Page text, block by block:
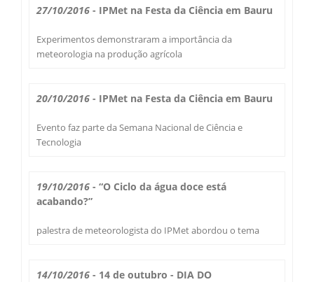
Estações do Ano
27/10/2016 - IPMet na Festa da Ciência em Bauru
Experimentos demonstraram a importância da
meteorologia na produção agrícola
20/10/2016 - IPMet na Festa da Ciência em Bauru
Evento faz parte da Semana Nacional de Ciência e
Tecnologia
19/10/2016 - “O Ciclo da água doce está
acabando?”
palestra de meteorologista do IPMet abordou o tema
14/10/2016 - 14 de outubro - DIA DO